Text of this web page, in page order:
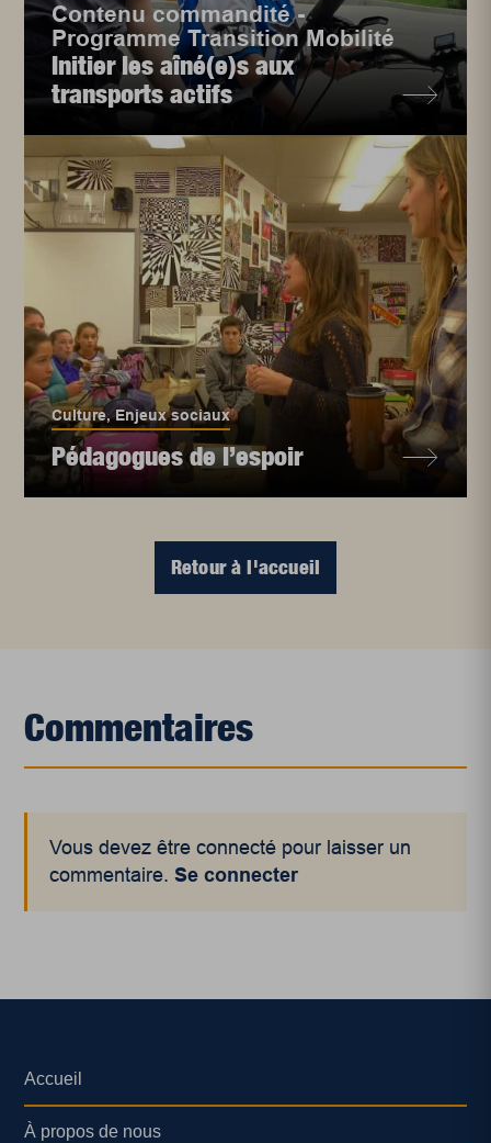
Contenu commandité -
Programme Transition Mobilité
Initier les aîné(e)s aux
transports actifs
Culture,Enjeux sociaux
Pédagogues de l’espoir
Retour à l'accueil
Commentaires
Vous devez être connecté pour laisser un
commentaire.Se connecter
Accueil
À propos de nous